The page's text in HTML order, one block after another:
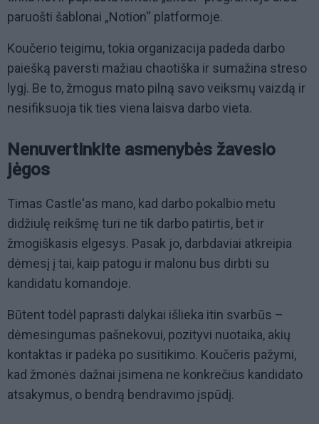
paruošti šablonai „Notion“ platformoje.
Koučerio teigimu, tokia organizacija padeda darbo
paiešką paversti mažiau chaotiška ir sumažina streso
lygį. Be to, žmogus mato pilną savo veiksmų vaizdą ir
nesifiksuoja tik ties viena laisva darbo vieta.
Nenuvertinkite asmenybės žavesio
jėgos
Timas Castle'as mano, kad darbo pokalbio metu
didžiulę reikšmę turi ne tik darbo patirtis, bet ir
žmogiškasis elgesys. Pasak jo, darbdaviai atkreipia
dėmesį į tai, kaip patogu ir malonu bus dirbti su
kandidatu komandoje.
Būtent todėl paprasti dalykai išlieka itin svarbūs –
dėmesingumas pašnekovui, pozityvi nuotaika, akių
kontaktas ir padėka po susitikimo. Koučeris pažymi,
kad žmonės dažnai įsimena ne konkrečius kandidato
atsakymus, o bendrą bendravimo įspūdį.